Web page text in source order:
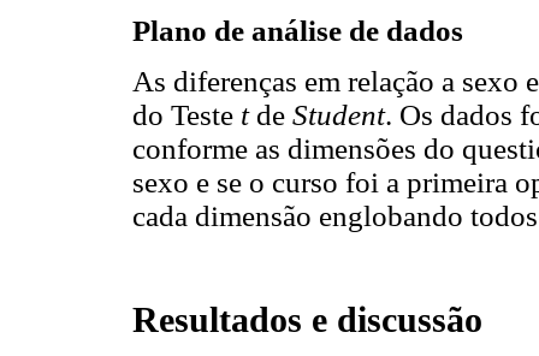
Plano de análise de dados
As diferenças em relação a sexo
do Teste t de Student. Os dados
conforme as dimensões do
sexo e se o curso foi a primeira
cada dimensão englobando
Resultados e discussão